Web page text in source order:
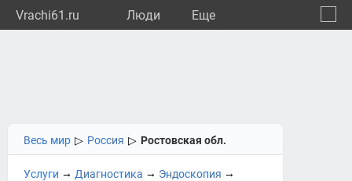
Vrachi61.ru Люди Eще
Весь мир ▷ Россия ▷ Ростовская обл.
Услуги → Диагностика → Эндоскопия →